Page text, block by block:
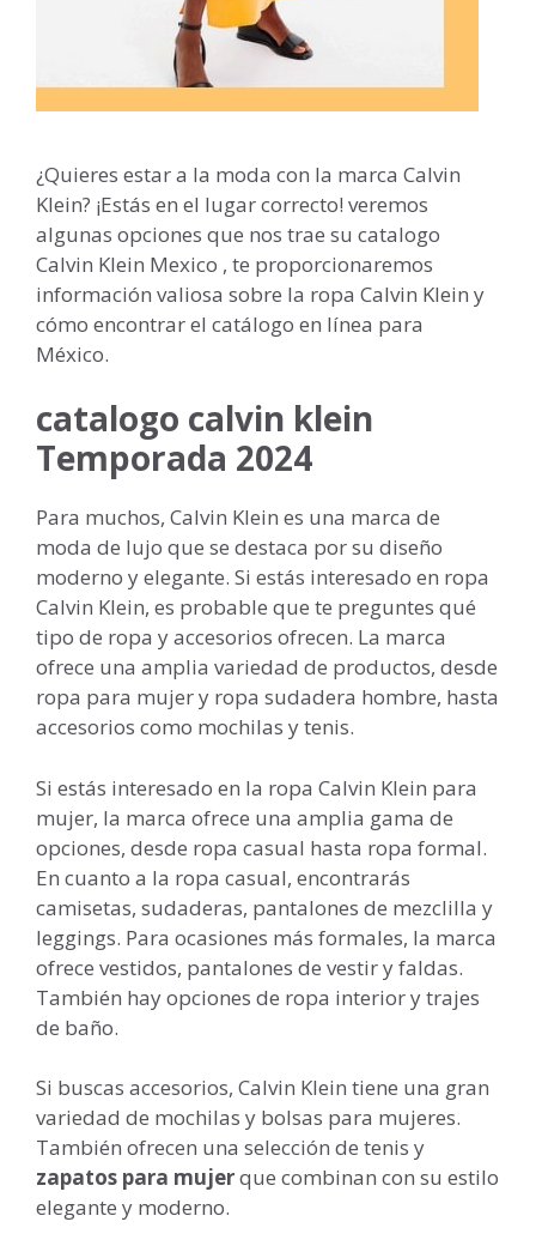
¿Quieres estar a la moda con la marca Calvin
Klein? ¡Estás en el lugar correcto! veremos
algunas opciones que nos trae su catalogo
Calvin Klein Mexico , te proporcionaremos
información valiosa sobre la ropa Calvin Klein y
cómo encontrar el catálogo en línea para
México.
catalogo calvin klein
Temporada 2024
Para muchos, Calvin Klein es una marca de
moda de lujo que se destaca por su diseño
moderno y elegante. Si estás interesado en ropa
Calvin Klein, es probable que te preguntes qué
tipo de ropa y accesorios ofrecen. La marca
ofrece una amplia variedad de productos, desde
ropa para mujer y ropa sudadera hombre, hasta
accesorios como mochilas y tenis.
Si estás interesado en la ropa Calvin Klein para
mujer, la marca ofrece una amplia gama de
opciones, desde ropa casual hasta ropa formal.
En cuanto a la ropa casual, encontrarás
camisetas, sudaderas, pantalones de mezclilla y
leggings. Para ocasiones más formales, la marca
ofrece vestidos, pantalones de vestir y faldas.
También hay opciones de ropa interior y trajes
de baño.
Si buscas accesorios, Calvin Klein tiene una gran
variedad de mochilas y bolsas para mujeres.
También ofrecen una selección de tenis y
zapatos para mujerque combinan con su estilo
elegante y moderno.